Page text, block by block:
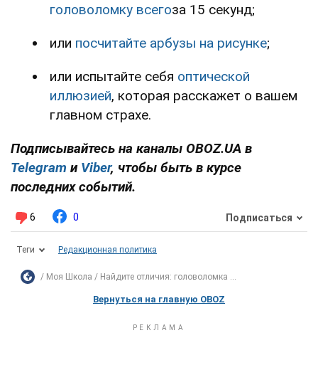
головоломку всегоза 15 секунд;
или посчитайте арбузы на рисунке;
или испытайте себя оптической
иллюзией, которая расскажет о вашем
главном страхе.
Подписывайтесь на каналы OBOZ.UA в
Telegram и Viber, чтобы быть в курсе
последних событий.
6 0 Подписаться
Теги Редакционная политика
Моя Школа Найдите отличия: головоломка ...
Вернуться на главную OBOZ